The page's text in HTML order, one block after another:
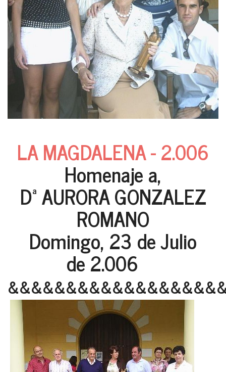
LA MAGDALENA - 2.006
Homenaje a,
Dª AURORA GONZALEZ
ROMANO
Domingo, 23 de Julio
de 2.006